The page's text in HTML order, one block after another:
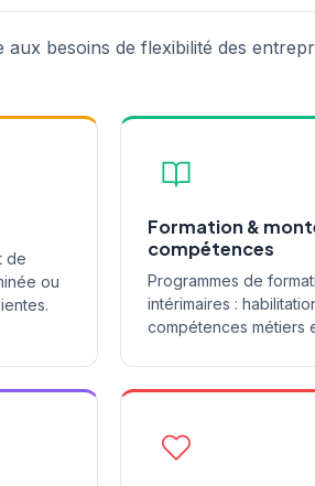
besoins de flexibilité des
de
ou
Formation &
compétences
Programmes de
intérimaires :
compétences métiers